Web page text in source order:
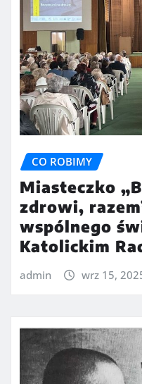
CO ROBIMY
Miasteczko
zdrowi,
wspólnego
Katolickim
admin wrz 15,